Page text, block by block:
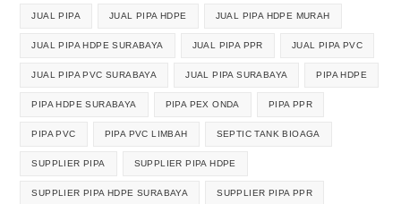
JUAL PIPA JUAL PIPA HDPE JUAL PIPA HDPE MURAH
JUAL PIPA HDPE SURABAYA JUAL PIPA PPR JUAL PIPA PVC
JUAL PIPA PVC SURABAYA JUAL PIPA SURABAYA PIPA HDPE
PIPA HDPE SURABAYA PIPA PEX ONDA PIPA PPR
PIPA PVC PIPA PVC LIMBAH SEPTIC TANK BIOAGA
SUPPLIER PIPA SUPPLIER PIPA HDPE
SUPPLIER PIPA HDPE SURABAYA SUPPLIER PIPA PPR